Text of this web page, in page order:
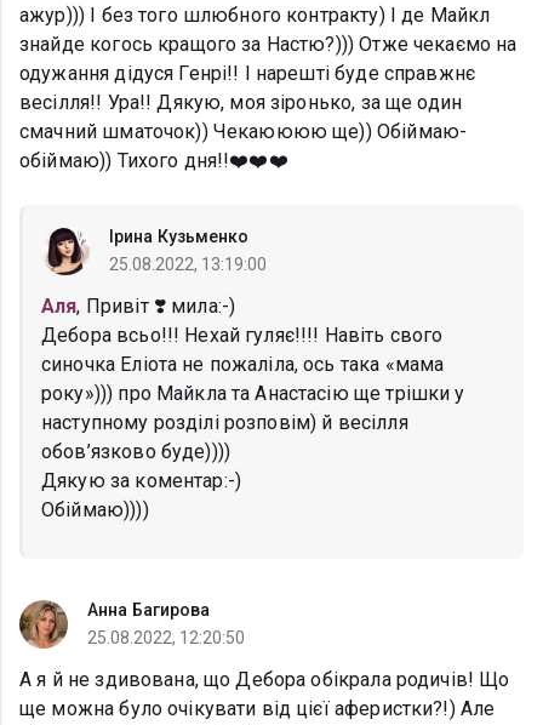
ажур))) І без того шлюбного контракту) І де Майкл
знайде когось кращого за Настю?))) Отже чекаємо на
одужання дідуся Генрі!! І нарешті буде справжнє
весілля!! Ура!! Дякую, моя зіронько, за ще один
смачний шматочок)) Чекаюююю ще)) Обіймаю-
обіймаю)) Тихого дня!!❤️❤️❤️
Ірина Кузьменко
25.08.2022, 13:19:00
Аля, Привіт ❣️ мила:-)
Дебора всьо!!! Нехай гуляє!!!! Навіть свого
синочка Еліота не пожаліла, ось така «мама
року»))) про Майкла та Анастасію ще трішки у
наступному розділі розповім) й весілля
обов’язково буде))))
Дякую за коментар:-)
Обіймаю))))
Анна Багирова
25.08.2022, 12:20:50
А я й не здивована, що Дебора обікрала родичів! Що
ще можна було очікувати від цієї аферистки?!) Але